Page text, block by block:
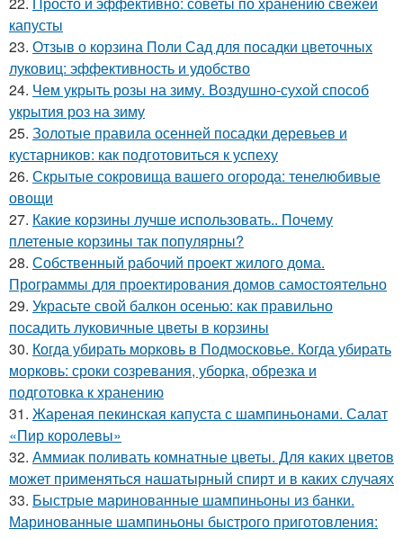
капусты
23. Отзыв о корзина Поли Сад для посадки цветочных
луковиц: эффективность и удобство
24. Чем укрыть розы на зиму. Воздушно-сухой способ
укрытия роз на зиму
25. Золотые правила осенней посадки деревьев и
кустарников: как подготовиться к успеху
26. Скрытые сокровища вашего огорода: тенелюбивые
овощи
27. Какие корзины лучше использовать.. Почему
плетеные корзины так популярны?
28. Собственный рабочий проект жилого дома.
Программы для проектирования домов самостоятельно
29. Украсьте свой балкон осенью: как правильно
посадить луковичные цветы в корзины
30. Когда убирать морковь в Подмосковье. Когда убирать
морковь: сроки созревания, уборка, обрезка и
подготовка к хранению
31. Жареная пекинская капуста с шампиньонами. Салат
«Пир королевы»
32. Аммиак поливать комнатные цветы. Для каких цветов
может применяться нашатырный спирт и в каких случаях
33. Быстрые маринованные шампиньоны из банки.
Маринованные шампиньоны быстрого приготовления: